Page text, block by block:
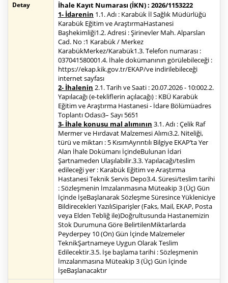
Detay
İhale Kayıt Numarası (İKN) : 2026/1153222
1- İdarenin 1.1. Adı : Karabük İl Sağlık Müdürlüğü
Karabük Eğitim ve AraştırmaHastanesi
Başhekimliği1.2. Adresi : Şirinevler Mah. Alparslan
Cad. No :1 Karabük / Merkez
KarabükMerkez/Karabük1.3. Telefon numarası :
037041580001.4. İhale dokümanının görülebileceği :
https://ekap.kik.gov.tr/EKAP/ve indirilebileceği
internet sayfası
2- İhalenin 2.1. Tarih ve Saati : 20.07.2026 - 10:002.2.
Yapılacağı (e-tekliflerin açılacağı) : KBÜ Karabük
Eğitim ve Araştırma Hastanesi - İdare Bölümüadres
Toplantı Odası3– Sayı 5651
3- İhale konusu mal alımının 3.1. Adı : Çelik Raf
Mermer ve Hırdavat Malzemesi Alımı3.2. Niteliği,
türü ve miktarı : 5 KısımAyrıntılı Bilgiye EKAP’ta Yer
Alan İhale Dokümanı İçindeBulunan İdari
Şartnameden Ulaşılabilir.3.3. Yapılacağı/teslim
edileceği yer : Karabük Eğitim ve Araştırma
Hastanesi Teknik Servis Depo3.4. Süresi/teslim tarihi
: Sözleşmenin İmzalanmasına Müteakip 3 (Üç) Gün
İçinde İşeBaşlanarak Sözleşme Süresince Yükleniciye
Bildirecekleri YazılıSiparişler (Faks, Mail, EKAP, Posta
veya Elden Tebliğ ile)Doğrultusunda Hastanemizin
Stok Durumuna Göre BelirtilenMiktarlarda
Peyderpey 10 (On) Gün İçinde Malzemeler
TeknikŞartnameye Uygun Olarak Teslim
Edilecektir.3.5. İşe başlama tarihi : Sözleşmenin
İmzalanmasına Müteakip 3 (Üç) Gün İçinde
İşeBaşlanacaktır